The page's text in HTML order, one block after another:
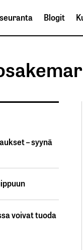
Blogit
– syynä
voivat tuoda